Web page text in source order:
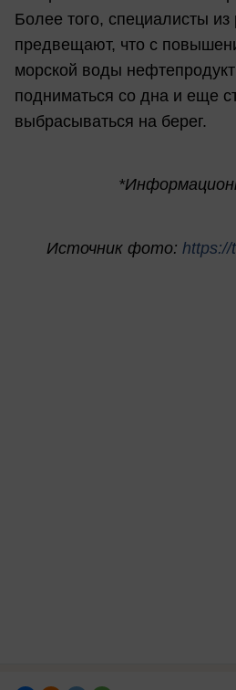
Более того, специалисты
предвещают, что с
морской воды
подниматься со дна и еще
выбрасываться на берег.
Источник фото: https://